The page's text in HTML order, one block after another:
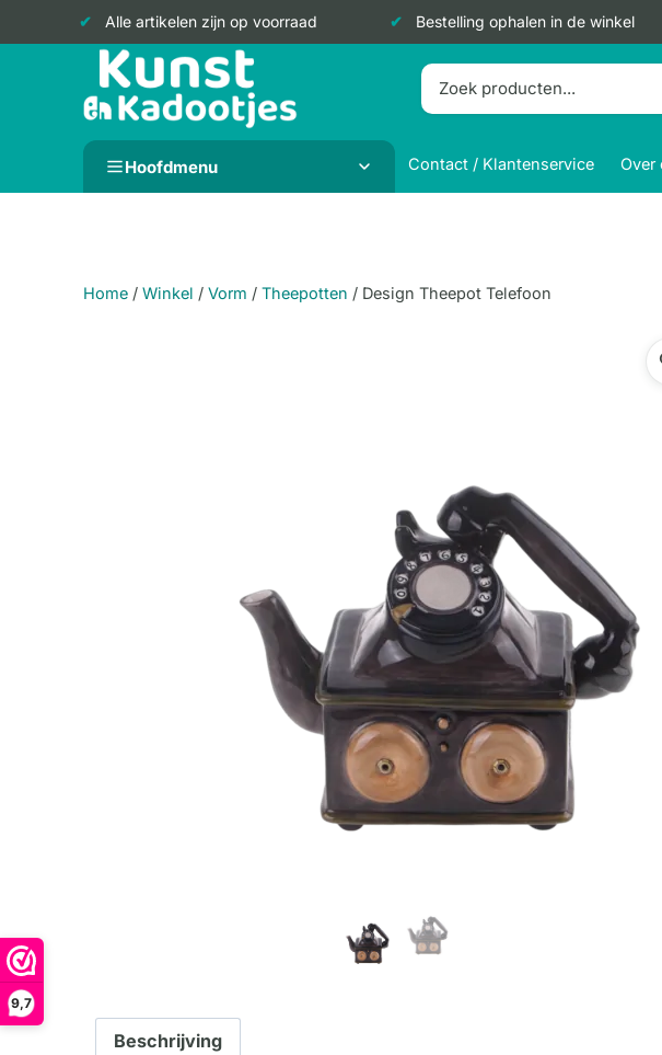
9,7
Alle artikelen zijn op voorraad Bestelling ophalen in de winkel
Hoofdmenu Contact / Klantenservice Over
Home / Winkel / Vorm / Theepotten / Design Theepot Telefoon
Beschrijving